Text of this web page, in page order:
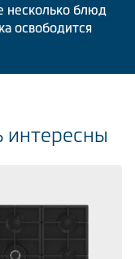
несколько блюд
освободится
интересны